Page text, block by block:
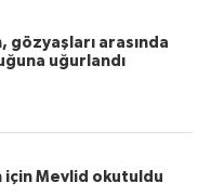
gözyaşları arasında
uğurlandı
için Mevlid okutuldu